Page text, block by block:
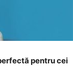
pentru cei